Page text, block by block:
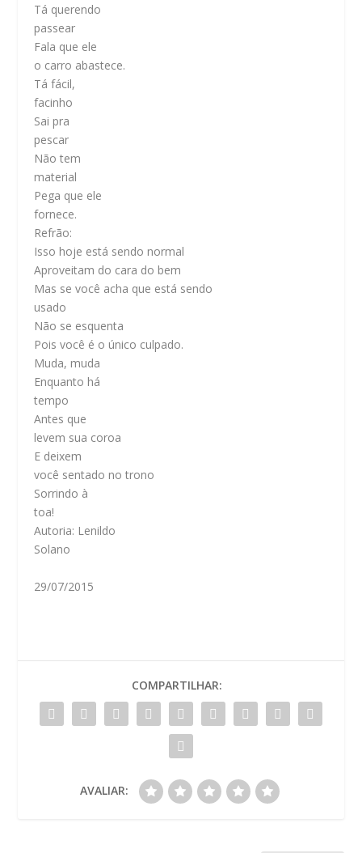
Tá querendo
passear
Fala que ele
o carro abastece.
Tá fácil,
facinho
Sai pra
pescar
Não tem
material
Pega que ele
fornece.
Refrão:
Isso hoje está sendo normal
Aproveitam do cara do bem
Mas se você acha que está sendo
usado
Não se esquenta
Pois você é o único culpado.
Muda, muda
Enquanto há
tempo
Antes que
levem sua coroa
E deixem
você sentado no trono
Sorrindo à
toa!
Autoria: Lenildo
Solano
29/07/2015
COMPARTILHAR:
AVALIAR: